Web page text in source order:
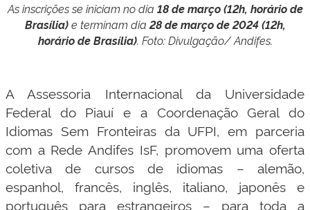
As inscrições se iniciam no dia 18 de março (12h, horário de
Brasília)e terminam dia 28 de março de 2024 (12h,
horário de Brasília). Foto: Divulgação/ Andifes.
A Assessoria Internacional da Universidade
Federal do Piauí e a Coordenação Geral do
Idiomas Sem Fronteiras da UFPI, em parceria
com a Rede Andifes IsF, promovem uma oferta
coletiva de cursos de idiomas – alemão,
espanhol, francês, inglês, italiano, japonês e
português para estrangeiros – para toda a